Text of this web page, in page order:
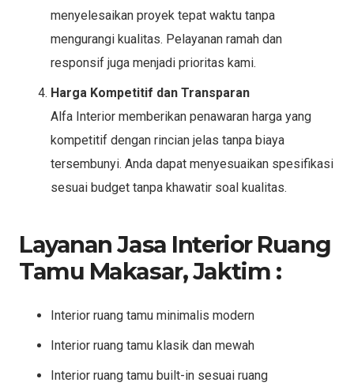
menyelesaikan proyek tepat waktu tanpa
mengurangi kualitas. Pelayanan ramah dan
responsif juga menjadi prioritas kami.
Harga Kompetitif dan Transparan
Alfa Interior memberikan penawaran harga yang
kompetitif dengan rincian jelas tanpa biaya
tersembunyi. Anda dapat menyesuaikan spesifikasi
sesuai budget tanpa khawatir soal kualitas.
Layanan Jasa Interior Ruang
Tamu Makasar, Jaktim :
Interior ruang tamu minimalis modern
Interior ruang tamu klasik dan mewah
Interior ruang tamu built-in sesuai ruang